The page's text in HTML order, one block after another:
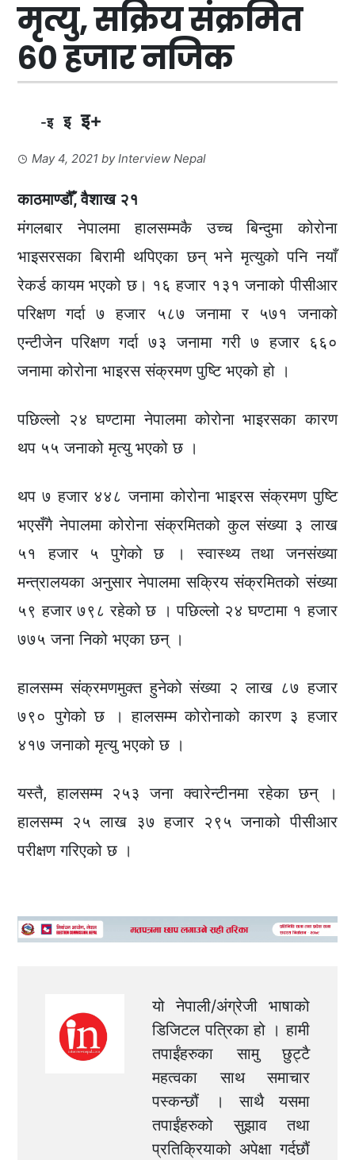
मृत्यु, सक्रिय संक्रमित
६० हजार नजिक
-इ इ इ+
May 4, 2021 byInterview Nepal
काठमाण्डौँ, वैशाख २१
मंगलबार नेपालमा हालसम्मकै उच्च बिन्दुमा कोरोना
भाइसरसका बिरामी थपिएका छन् भने मृत्युको पनि नयाँ
रेकर्ड कायम भएको छ। १६ हजार १३१ जनाको पीसीआर
परिक्षण गर्दा ७ हजार ५८७ जनामा र ५७१ जनाको
एन्टीजेन परिक्षण गर्दा ७३ जनामा गरी ७ हजार ६६०
जनामा कोरोना भाइरस संक्रमण पुष्टि भएको हो ।
पछिल्लो २४ घण्टामा नेपालमा कोरोना भाइरसका कारण
थप ५५ जनाको मृत्यु भएको छ ।
थप ७ हजार ४४८ जनामा कोरोना भाइरस संक्रमण पुष्टि
भएसँगै नेपालमा कोरोना संक्रमितको कुल संख्या ३ लाख
५१ हजार ५ पुगेको छ । स्वास्थ्य तथा जनसंख्या
मन्त्रालयका अनुसार नेपालमा सक्रिय संक्रमितको संख्या
५९ हजार ७९८ रहेको छ । पछिल्लो २४ घण्टामा १ हजार
७७५ जना निको भएका छन् ।
हालसम्म संक्रमणमुक्त हुनेको संख्या २ लाख ८७ हजार
७९० पुगेको छ । हालसम्म कोरोनाको कारण ३ हजार
४१७ जनाको मृत्यु भएको छ ।
यस्तै, हालसम्म २५३ जना क्वारेन्टीनमा रहेका छन् ।
हालसम्म २५ लाख ३७ हजार २९५ जनाको पीसीआर
परीक्षण गरिएको छ ।
यो नेपाली/अंग्रेजी भाषाको
डिजिटल पत्रिका हो । हामी
तपाईंहरुका सामु छुट्टै
महत्वका साथ समाचार
पस्कन्छौं । साथै यसमा
तपाईंहरुको सुझाव तथा
प्रतिक्रियाको अपेक्षा गर्दछौं